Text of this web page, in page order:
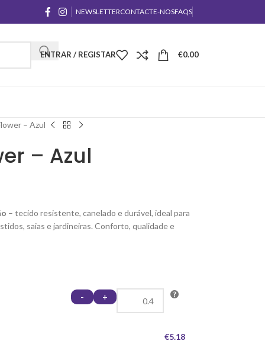
NEWSLETTERCONTACTE-NOSFAQS
ENTRAR / REGISTAR €0.00
– Azul
– Azul
– tecido resistente, canelado e durável, ideal para
saias e jardineiras. Conforto, qualidade e
- +
€5.18